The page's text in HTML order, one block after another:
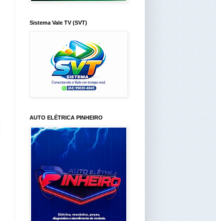
Sistema Vale TV (SVT)
AUTO ELÉTRICA PINHEIRO